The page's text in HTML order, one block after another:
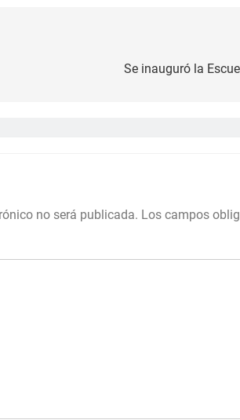
Se inauguró la
no será publicada. Los campos